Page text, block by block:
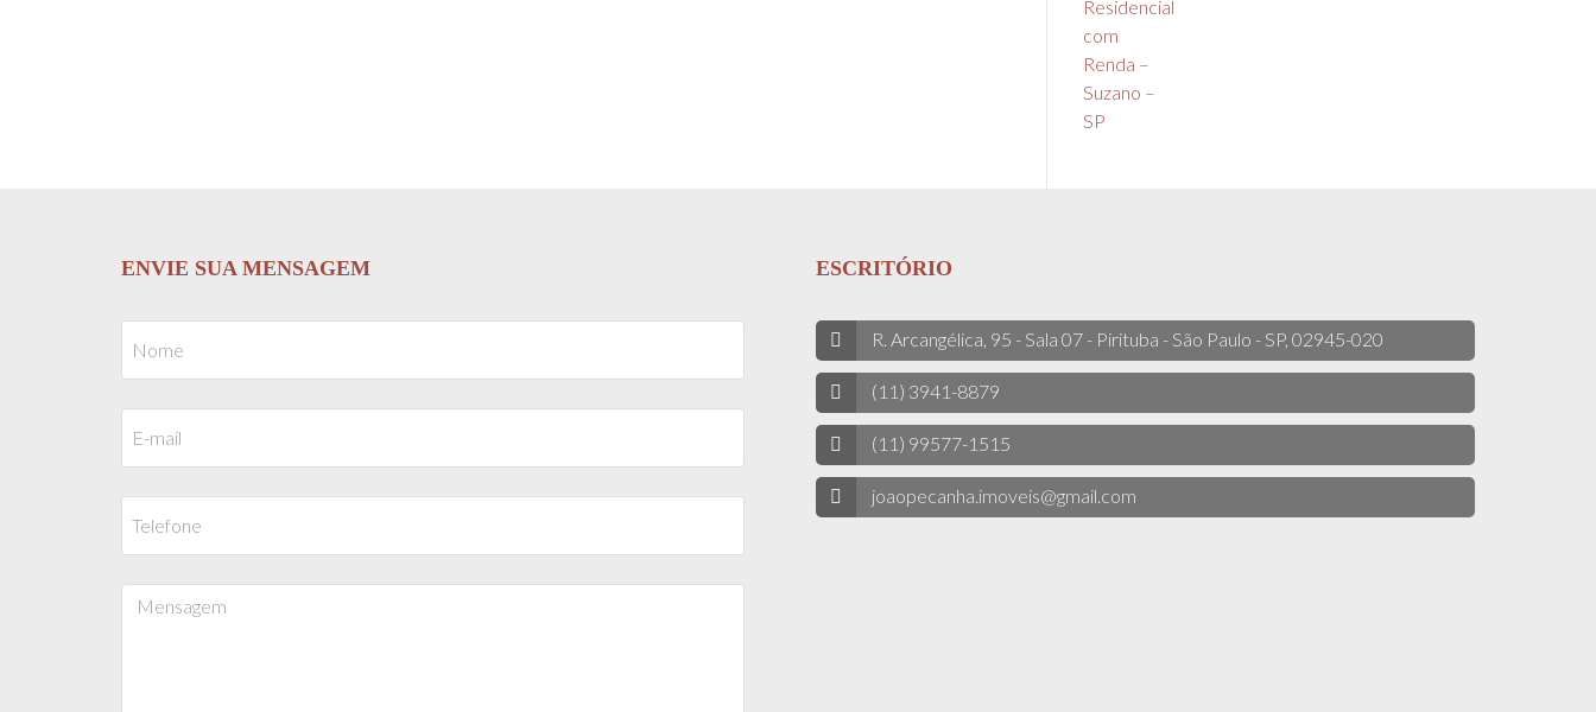
ENVIE SUA MENSAGEM ESCRITÓRIO
R. Arcangélica, 95 - Sala 07 - Pirituba - São Paulo - SP, 02945-020
(11) 3941-8879
(11) 99577-1515
joaopecanha.imoveis@gmail.com